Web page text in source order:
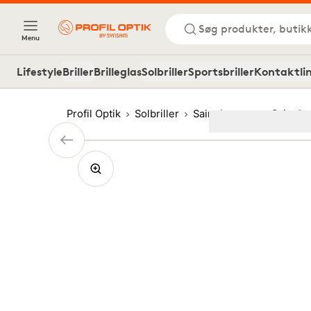
Menu
Søg produkter,
LifestyleBrillerBrilleglasSolbrillerSportsbriller
Profil Optik Solbriller Saint Laurent Saint